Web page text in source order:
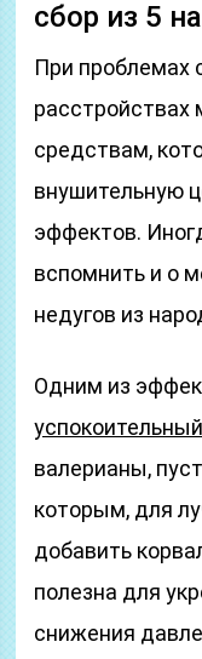
сбор из 5
При проблемах
средствам,
внушительную
эффектов.
вспомнить и о
недугов из
Одним из
валерианы,
которым, для
добавить
полезна для
снижения